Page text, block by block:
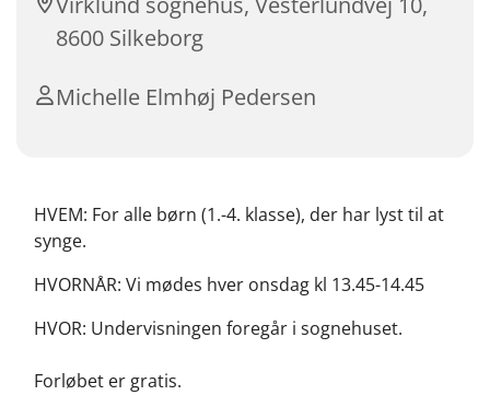
8600 Silkeborg
Michelle Elmhøj Pedersen
HVEM: For alle børn (1.-4. klasse), der har lyst til at
synge.
HVORNÅR: Vi mødes hver onsdag kl 13.45-14.45
HVOR: Undervisningen foregår i sognehuset.
Forløbet er gratis.